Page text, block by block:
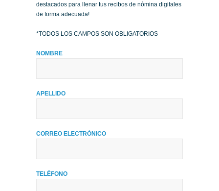
destacados para llenar tus recibos de nómina digitales
de forma adecuada!
*TODOS LOS CAMPOS SON OBLIGATORIOS
NOMBRE
APELLIDO
CORREO ELECTRÓNICO
TELÉFONO